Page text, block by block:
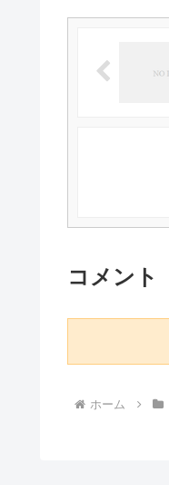
コメント
ホーム